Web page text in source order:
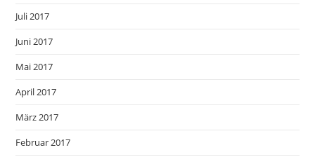
Juli 2017
Juni 2017
Mai 2017
April 2017
März 2017
Februar 2017